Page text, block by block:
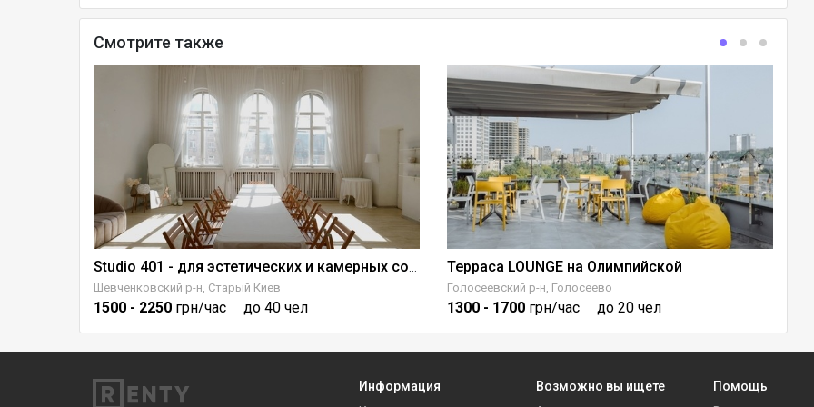
Смотрите также
Шевченковский р-н, Старый Киев
1500 - 2250 грн/час до 40 чел
Терраса LOUNGE на Олимпийской
Голосеевский р-н, Голосеево
1300 - 1700 грн/час до 20 чел
Информация
Возможно вы ищете
Помощь